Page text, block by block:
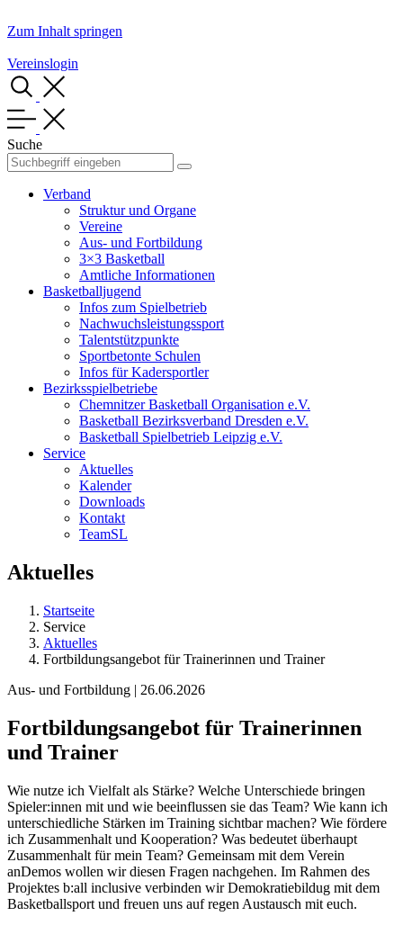
Zum Inhalt springen
Vereinslogin
Suche
Verband
Struktur und Organe
Vereine
Aus- und Fortbildung
3×3 Basketball
Amtliche Informationen
Basketballjugend
Infos zum Spielbetrieb
Nachwuchsleistungssport
Talentstützpunkte
Sportbetonte Schulen
Infos für Kadersportler
Bezirksspielbetriebe
Chemnitzer Basketball Organisation e.V.
Basketball Bezirksverband Dresden e.V.
Basketball Spielbetrieb Leipzig e.V.
Service
Aktuelles
Kalender
Downloads
Kontakt
TeamSL
Aktuelles
Startseite
Service
Aktuelles
Fortbildungsangebot für Trainerinnen und Trainer
Aus- und Fortbildung | 26.06.2026
Fortbildungsangebot für Trainerinnen
und Trainer
Wie nutze ich Vielfalt als Stärke? Welche Unterschiede bringen
Spieler:innen mit und wie beeinflussen sie das Team? Wie kann ich
unterschiedliche Stärken im Training sichtbar machen? Wie fördere
ich Zusammenhalt und Kooperation? Was bedeutet überhaupt
Zusammenhalt für mein Team? Gemeinsam mit dem Verein
anDemos wollen wir diesen Fragen nachgehen. Im Rahmen des
Projektes b:all inclusive verbinden wir Demokratiebildug mit dem
Basketballsport und freuen uns auf regen Austausch mit euch.